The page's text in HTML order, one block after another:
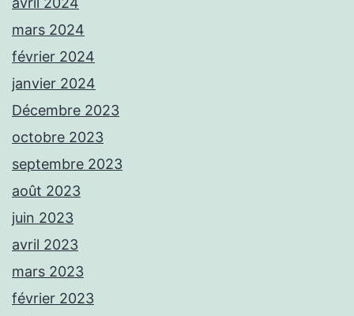
mars 2024
février 2024
janvier 2024
Décembre 2023
octobre 2023
septembre 2023
août 2023
juin 2023
avril 2023
mars 2023
février 2023